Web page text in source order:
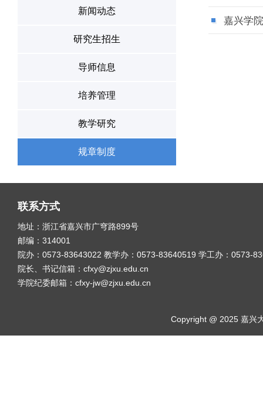
新闻动态
研究生招生
导师信息
培养管理
教学研究
规章制度
嘉兴学
联系方式
地址：浙江省嘉兴市广穹路899号
邮编：314001
院办：0573-83643022 教学办：0573-83640519 学工办：0573-
院长、书记信箱：cfxy@zjxu.edu.cn
学院纪委邮箱：cfxy-jw@zjxu.edu.cn
Copyright @ 2025 嘉